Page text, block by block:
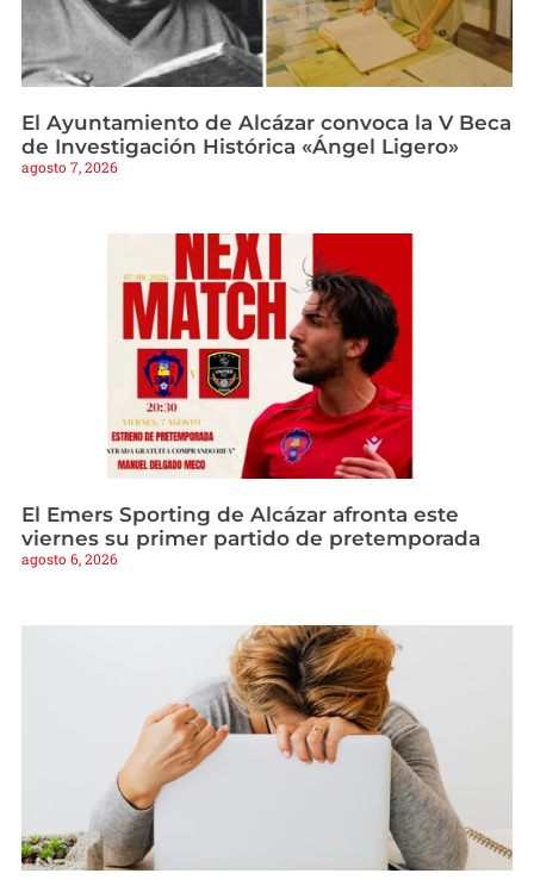
El Ayuntamiento de Alcázar convoca la V Beca
de Investigación Histórica «Ángel Ligero»
agosto 7, 2026
El Emers Sporting de Alcázar afronta este
viernes su primer partido de pretemporada
agosto 6, 2026